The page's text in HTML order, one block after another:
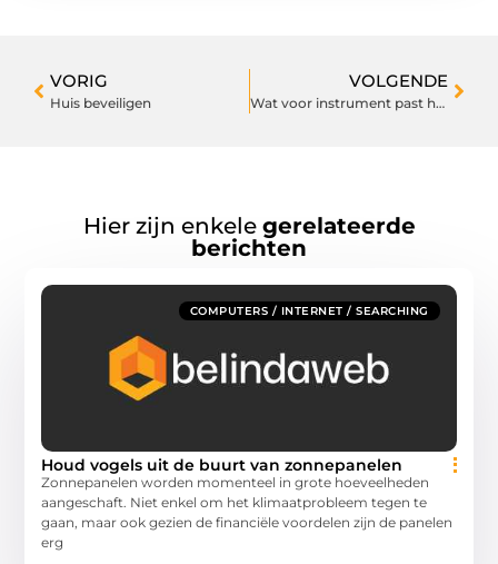
VORIG
Huis beveiligen
VOLGENDE
Wat voor instrument past het beste bij je persoonlijkheid?
Hier zijn enkele gerelateerde
berichten
COMPUTERS / INTERNET / SEARCHING
Houd vogels uit de buurt van zonnepanelen
Zonnepanelen worden momenteel in grote hoeveelheden
aangeschaft. Niet enkel om het klimaatprobleem tegen te
gaan, maar ook gezien de financiële voordelen zijn de panelen
erg